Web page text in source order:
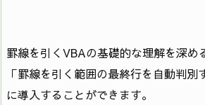
罫線を引くVBAの基礎的な理解を深め
「罫線を引く範囲の最終行を自動判別
に導入することができます。